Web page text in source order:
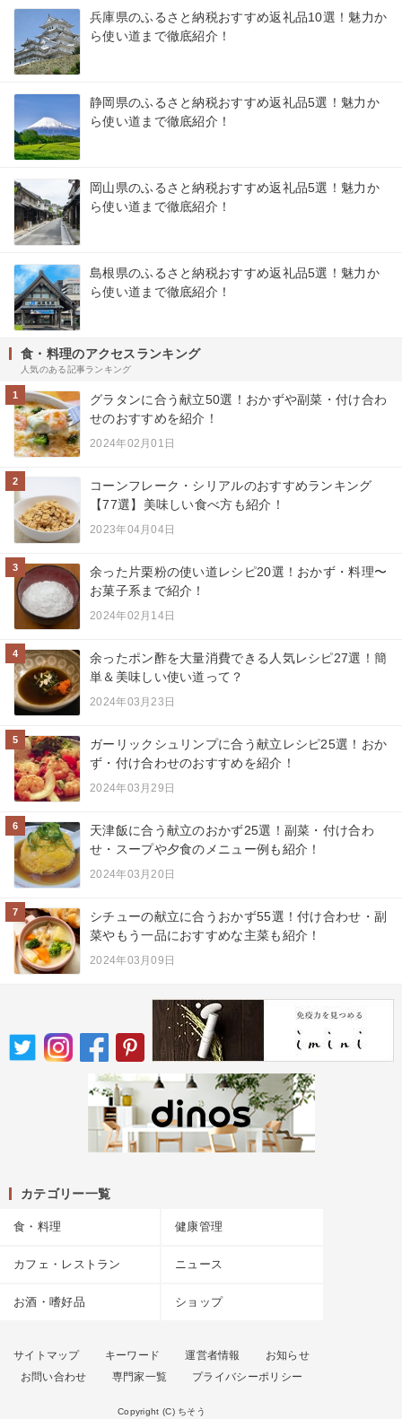
兵庫県のふるさと納税おすすめ返礼品10選！魅力か
ら使い道まで徹底紹介！
静岡県のふるさと納税おすすめ返礼品5選！魅力か
ら使い道まで徹底紹介！
岡山県のふるさと納税おすすめ返礼品5選！魅力か
ら使い道まで徹底紹介！
島根県のふるさと納税おすすめ返礼品5選！魅力か
ら使い道まで徹底紹介！
食・料理のアクセスランキング
人気のある記事ランキング
1
グラタンに合う献立50選！おかずや副菜・付け合わ
せのおすすめを紹介！
2024年02月01日
2
コーンフレーク・シリアルのおすすめランキング
【77選】美味しい食べ方も紹介！
2023年04月04日
3
余った片栗粉の使い道レシピ20選！おかず・料理〜
お菓子系まで紹介！
2024年02月14日
4
余ったポン酢を大量消費できる人気レシピ27選！簡
単＆美味しい使い道って？
2024年03月23日
5
ガーリックシュリンプに合う献立レシピ25選！おか
ず・付け合わせのおすすめを紹介！
2024年03月29日
6
天津飯に合う献立のおかず25選！副菜・付け合わ
せ・スープや夕食のメニュー例も紹介！
2024年03月20日
7
シチューの献立に合うおかず55選！付け合わせ・副
菜やもう一品におすすめな主菜も紹介！
2024年03月09日
カテゴリー一覧
食・料理 健康管理
カフェ・レストラン ニュース
お酒・嗜好品 ショップ
サイトマップ キーワード 運営者情報
お知らせ
お問い合わせ
専門家一覧 プライバシーポリシー
Copyright (C) ちそう